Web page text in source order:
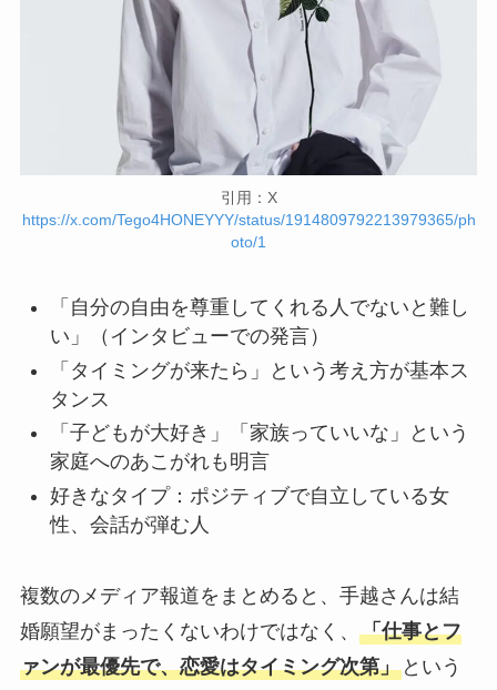
引用：X
https://x.com/Tego4HONEYYY/status/1914809792213979365/ph
oto/1
「自分の自由を尊重してくれる人でないと難し
い」（インタビューでの発言）
「タイミングが来たら」という考え方が基本ス
タンス
「子どもが大好き」「家族っていいな」という
家庭へのあこがれも明言
好きなタイプ：ポジティブで自立している女
性、会話が弾む人
複数のメディア報道をまとめると、手越さんは結
婚願望がまったくないわけではなく、 「仕事とフ
ァンが最優先で、恋愛はタイミング次第」という